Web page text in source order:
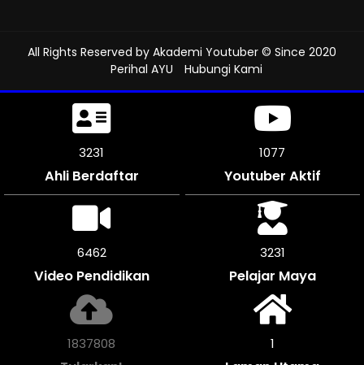
All Rights Reserved by Akademi Youtuber © Since 2020
Perihal AYU
Hubungi Kami
3543
Ahli Berdaftar
1181
Youtuber Aktif
7086
Video Pendidikan
3540
Pelajar Maya
2015440 1